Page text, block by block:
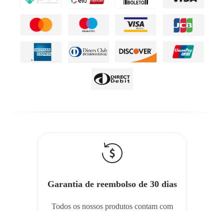
Garantia de reembolso de 30 dias
Todos os nossos produtos contam com